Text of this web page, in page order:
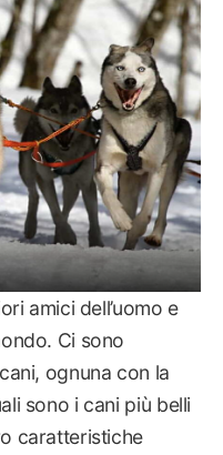
amici dell’uomo e
Ci sono
ognuna con la
sono i cani più belli
caratteristiche